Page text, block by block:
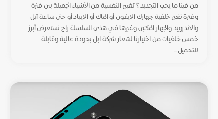
من فينا ما يحب التجديد؟ تغيير النفسية من الأشياء الجميلة بين فترة
وفترة تغير خلفية جهازك الايفون أو الماك أو الايباد أو حتى ساعة آبل
والاندرويد والجهاز المكتبي وغيرها في هذي السلسلة راح نستعرض أبرز
خمس خلفيات من اختيارنا لشعار شركة ابل بجودة عالية وقابلة
للتحميل...